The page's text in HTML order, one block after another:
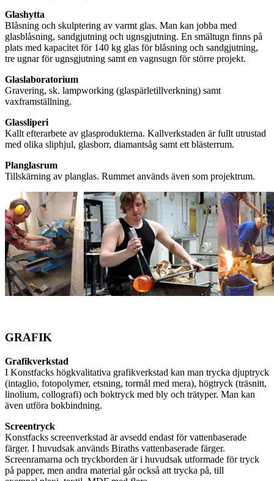
Glashytta
Blåsning och skulptering av varmt glas. Man kan jobba med
glasblåsning, sandgjutning och ugnsgjutning. En smältugn finns på
plats med kapacitet för 140 kg glas för blåsning och sandgjutning,
tre ugnar för ugnsgjutning samt en vagnsugn för större projekt.
Glaslaboratorium
Gravering, sk. lampworking (glaspärletillverkning) samt
vaxframställning.
Glassliperi
Kallt efterarbete av glasprodukterna. Kallverkstaden är fullt utrustad
med olika sliphjul, glasborr, diamantsåg samt ett blästerrum.
Planglasrum
Tillskärning av planglas. Rummet används även som projektrum.
GRAFIK
Grafikverkstad
I Konstfacks högkvalitativa grafikverkstad kan man trycka djuptryck
(intaglio, fotopolymer, etsning, torrnål med mera), högtryck (träsnitt,
linolium, collografi) och boktryck med bly och trätyper. Man kan
även utföra bokbindning.
Screentryck
Konstfacks screenverkstad är avsedd endast för vattenbaserade
färger. I huvudsak används Biraths vattenbaserade färger.
Screenramarna och tryckborden är i huvudsak utformade för tryck
på papper, men andra material går också att trycka på, till